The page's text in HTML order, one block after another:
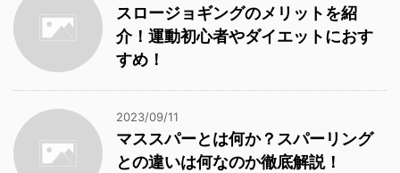
スロージョギングのメリットを紹
介！運動初心者やダイエットにおす
すめ！
2023/09/11
マススパーとは何か？スパーリング
との違いは何なのか徹底解説！